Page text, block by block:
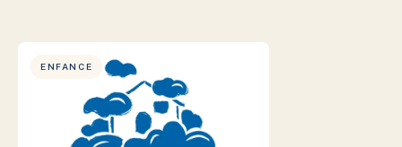
ENFANCE